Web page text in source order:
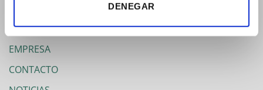
DENEGAR
CURSOS Y SERVICIOS DE LABORATORIO
EMPRESA
CONTACTO